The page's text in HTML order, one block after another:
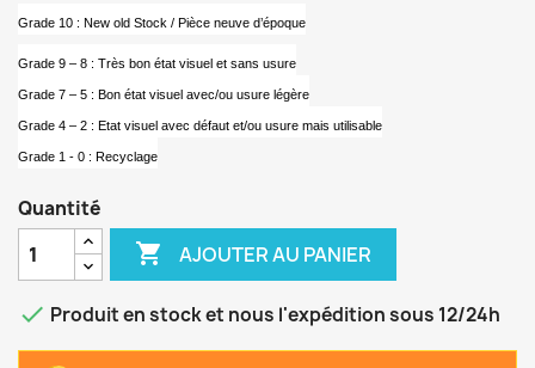
Grade 10 : New old Stock / Pièce neuve d’époque
Grade 9 – 8 : Très bon état visuel et sans usure
Grade 7 – 5 : Bon état visuel avec/ou usure légère
Grade 4 – 2 : Etat visuel avec défaut et/ou usure mais utilisable
Grade 1 - 0 : Recyclage
Quantité
 AJOUTER AU PANIER
 Produit en stock et nous l'expédition sous 12/24h